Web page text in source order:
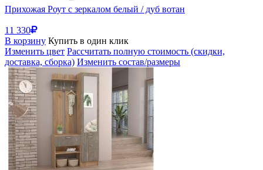
Прихожая Роут с зеркалом белый / дуб вотан
11 330
В корзину Купить в один клик
Изменить цвет Рассчитать полную стоимость (скидки,
доставка, сборка) Изменить состав/размеры